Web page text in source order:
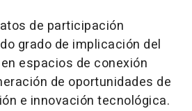
de participación
grado de implicación del
espacios de conexión
de oportunidades de
e innovación tecnológica.